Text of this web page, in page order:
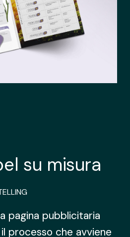
su misura
pagina pubblicitaria
pagina pubblicitaria
processo che avviene
processo che avviene